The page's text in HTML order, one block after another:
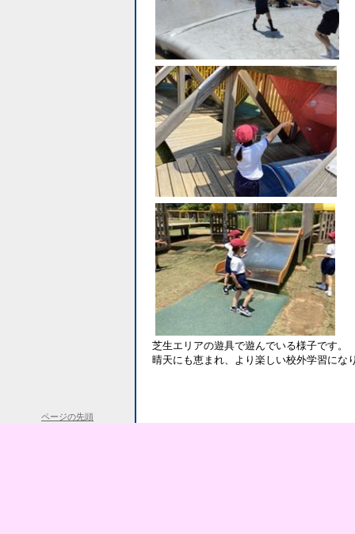
芝生エリアの遊具で遊んでいる様子です。
晴天にも恵まれ、より楽しい校外学習にな
ページの先頭